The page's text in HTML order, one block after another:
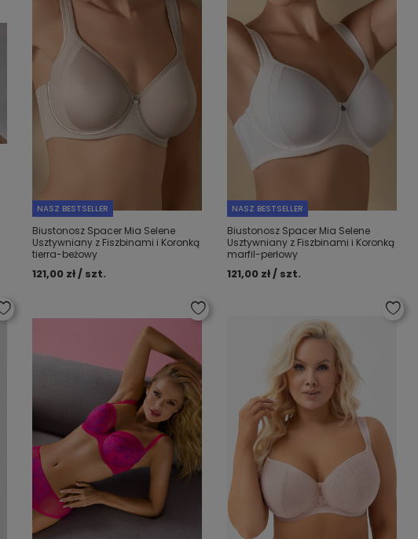
NASZ BESTSELLER
Biustonosz Spacer Mia Selene
Usztywniany z Fiszbinami i Koronką
tierra-beżowy
121,00 zł / szt.
NASZ BESTSELLER
Biustonosz Spacer Mia Selene
Usztywniany z Fiszbinami i Koronką
marfil-perłowy
121,00 zł / szt.